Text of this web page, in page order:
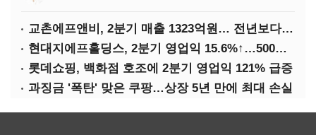
교촌에프앤비, 2분기 매출 1323억원… 전년보다 4.9%↑
현대지에프홀딩스, 2분기 영업익 15.6%↑…500억 규모 자사주 매입
롯데쇼핑, 백화점 호조에 2분기 영업익 121% 급증
과징금 '폭탄' 맞은 쿠팡…상장 5년 만에 최대 손실